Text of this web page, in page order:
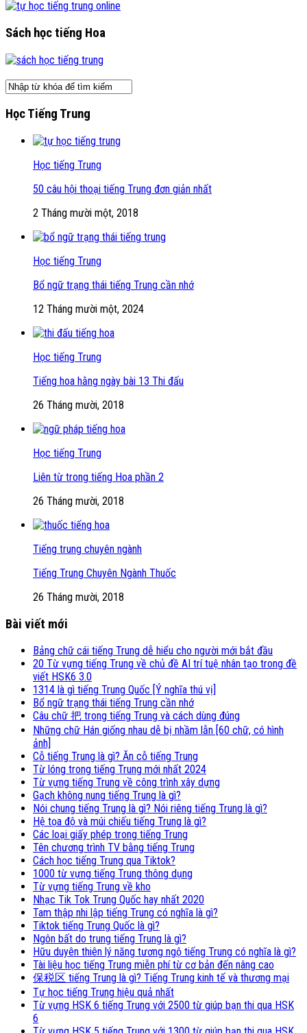
Sách học tiếng Hoa
Học Tiếng Trung
Học tiếng Trung
50 câu hội thoại tiếng Trung đơn giản nhất
2 Tháng mười một, 2018
Học tiếng Trung
Bổ ngữ trạng thái tiếng Trung cần nhớ
12 Tháng mười một, 2024
Học tiếng Trung
Tiếng hoa hằng ngày bài 13 Thi đấu
26 Tháng mười, 2018
Học tiếng Trung
Liên từ trong tiếng Hoa phần 2
26 Tháng mười, 2018
Tiếng trung chuyên ngành
Tiếng Trung Chuyên Ngành Thuốc
26 Tháng mười, 2018
Bài viết mới
Bảng chữ cái tiếng Trung dễ hiểu cho người mới bắt đầu
20 Từ vựng tiếng Trung về chủ đề AI trí tuệ nhân tạo trong đề
viết HSK6 3.0
1314 là gì tiếng Trung Quốc [Ý nghĩa thú vị]
Bổ ngữ trạng thái tiếng Trung cần nhớ
Câu chữ 把 trong tiếng Trung và cách dùng đúng
Những chữ Hán giống nhau dễ bị nhầm lẫn [60 chữ, có hình
ảnh]
Cỗ tiếng Trung là gì? Ăn cỗ tiếng Trung
Từ lóng trong tiếng Trung mới nhất 2024
Từ vựng tiếng Trung về công trình xây dựng
Gạch không nung tiếng Trung là gì?
Nói chung tiếng Trung là gì? Nói riêng tiếng Trung là gì?
Hệ tọa độ và múi chiếu tiếng Trung là gì?
Các loại giấy phép trong tiếng Trung
Tên chương trình TV bằng tiếng Trung
Cách học tiếng Trung qua Tiktok?
1000 từ vựng tiếng Trung thông dụng
Từ vựng tiếng Trung về kho
Nhạc Tik Tok Trung Quốc hay nhất 2020
Tam thập nhi lập tiếng Trung có nghĩa là gì?
Tiktok tiếng Trung Quốc là gì?
Ngôn bất do trung tiếng Trung là gì?
Hữu duyên thiên lý năng tương ngộ tiếng Trung có nghĩa là gì?
Tài liệu học tiếng Trung miễn phí từ cơ bản đến nâng cao
保税区 tiếng Trung là gì? Tiếng Trung kinh tế và thương mại
Tự học tiếng Trung hiệu quả nhất
Từ vựng HSK 6 tiếng Trung với 2500 từ giúp bạn thi qua HSK
6